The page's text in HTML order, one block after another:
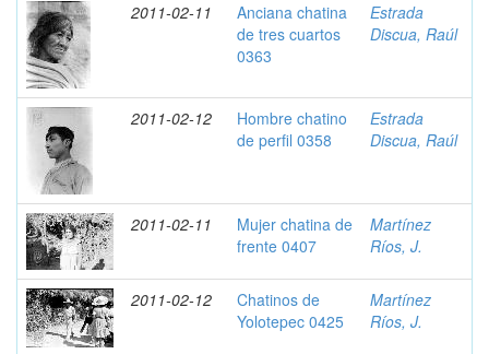
2011-02-11
Anciana chatina
de tres cuartos
0363
Estrada
Discua, Raúl
2011-02-12
Hombre chatino
de perfil 0358
Estrada
Discua, Raúl
2011-02-11
Mujer chatina de
frente 0407
Martínez
Ríos, J.
2011-02-12
Chatinos de
Yolotepec 0425
Martínez
Ríos, J.